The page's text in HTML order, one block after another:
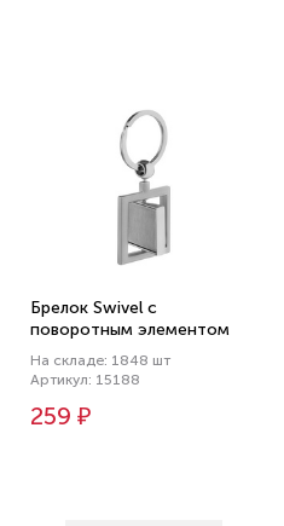
Брелок Swivel с
поворотным элементом
На складе: 1848 шт
Артикул: 15188
259 ₽